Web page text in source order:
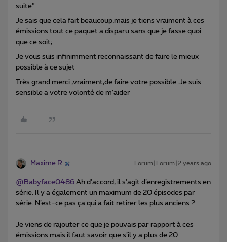
suite”
Je sais que cela fait beaucoup,mais je tiens vraiment à ces
émissions:tout ce paquet a disparu sans que je fasse quoi
que ce soit;
Je vous suis infinimment reconnaissant de faire le mieux
possible à ce sujet
Très grand merci ,vraiment,de faire votre possible .Je suis
sensible a votre volonté de m’aider
Maxime R Forum|Forum|2 years ago
@Babyface0486 Ah d’accord, il s’agit d’enregistrements en
série. Il y a également un maximum de 20 épisodes par
série. N’est-ce pas ça qui a fait retirer les plus anciens ?
Je viens de rajouter ce que je pouvais par rapport à ces
émissions mais il faut savoir que s’il y a plus de 20